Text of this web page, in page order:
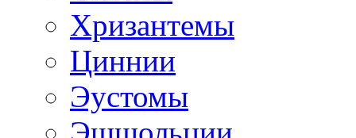
Хризантемы
Циннии
Эустомы